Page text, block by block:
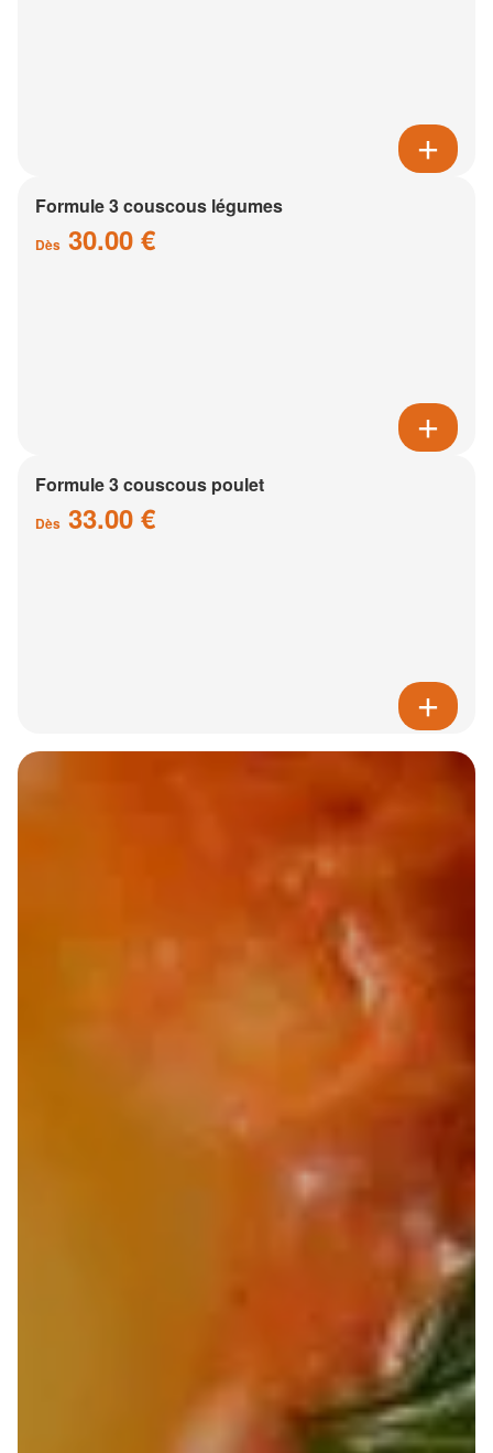
Formule 3 couscous légumes
Dès 30.00 €
Formule 3 couscous poulet
Dès 33.00 €